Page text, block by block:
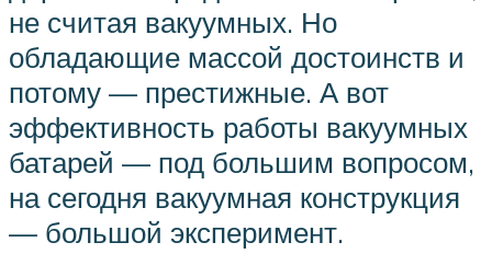
не считая вакуумных. Но
обладающие массой достоинств и
потому — престижные. А вот
эффективность работы вакуумных
батарей — под большим вопросом,
на сегодня вакуумная конструкция
— большой эксперимент.